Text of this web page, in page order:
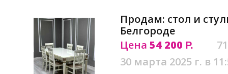
Продам: стол и
Белгороде
Цена 54 200 Р.
30 марта 2025 г. в